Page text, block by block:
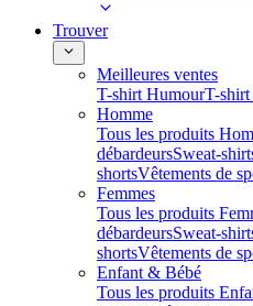
Trouver
Meilleures ventes
T-shirt HumourT-shirt
Homme
Tous les produits
débardeursSweat-
shortsVêtements de
Femmes
Tous les produits
débardeursSweat-
shortsVêtements de
Enfant & Bébé
Tous les produits